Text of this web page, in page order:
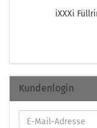
iXXXi
Kundenlogin